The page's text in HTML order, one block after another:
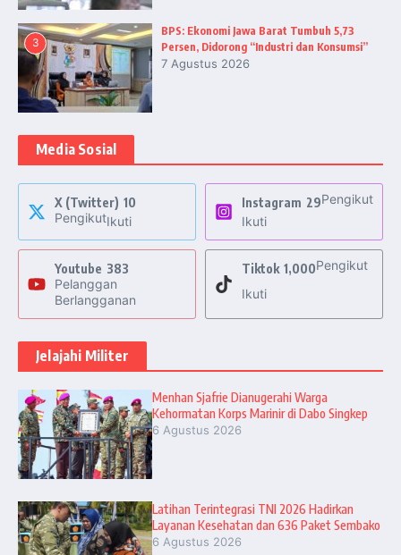
3
BPS: Ekonomi Jawa Barat Tumbuh 5,73
Persen, Didorong “Industri dan Konsumsi”
7 Agustus 2026
Media Sosial
X (Twitter) 10
PengikutIkuti
Instagram 29Pengikut
Ikuti
Youtube 383
Pelanggan
Berlangganan
Tiktok 1,000Pengikut
Ikuti
Jelajahi Militer
Menhan Sjafrie Dianugerahi Warga
Kehormatan Korps Marinir di Dabo Singkep
6 Agustus 2026
Latihan Terintegrasi TNI 2026 Hadirkan
Layanan Kesehatan dan 636 Paket Sembako
6 Agustus 2026